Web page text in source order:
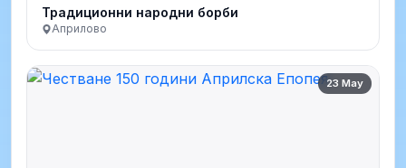
Традиционни народни борби
Априлово
23 May